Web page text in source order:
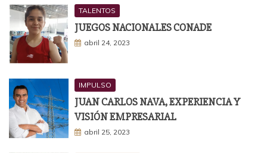
TALENTOS
JUEGOS NACIONALES CONADE
abril 24, 2023
IMPULSO
JUAN CARLOS NAVA, EXPERIENCIA Y
VISIÓN EMPRESARIAL
abril 25, 2023